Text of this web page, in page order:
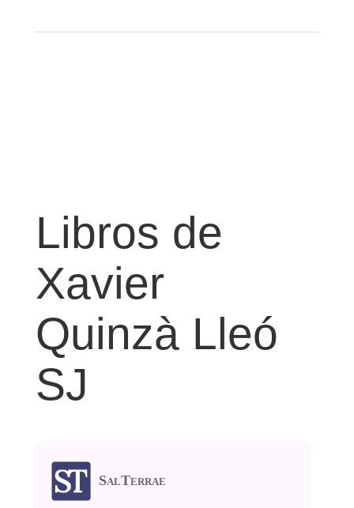
Libros de
Xavier
Quinzà Lleó
SJ
SalTerrae